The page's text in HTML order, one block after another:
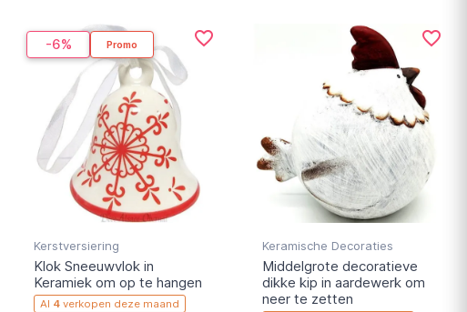
-6% Promo
Kerstversiering
Klok Sneeuwvlok in
Keramiek om op te hangen
Al 4 verkopen deze maand
favorite_border
Keramische Decoraties
Middelgrote decoratieve
dikke kip in aardewerk om
neer te zetten
favorite_border